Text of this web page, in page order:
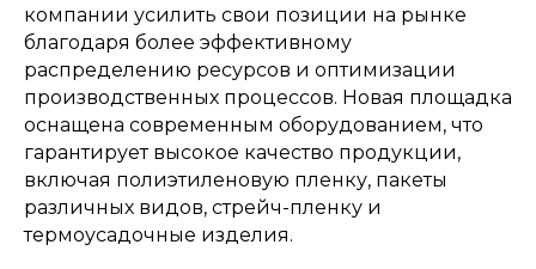
компании усилить свои позиции на рынке
благодаря более эффективному
распределению ресурсов и оптимизации
производственных процессов. Новая площадка
оснащена современным оборудованием, что
гарантирует высокое качество продукции,
включая полиэтиленовую пленку, пакеты
различных видов, стрейч-пленку и
термоусадочные изделия.